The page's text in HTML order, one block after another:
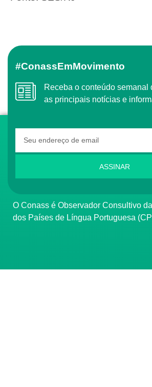
#ConassEmMovimento
Receba o conteúdo semanal do Conass com
as principais notícias e
ASSINAR
O Conass é Observador Consultivo da Comunidade
dos Países de Língua Portuguesa